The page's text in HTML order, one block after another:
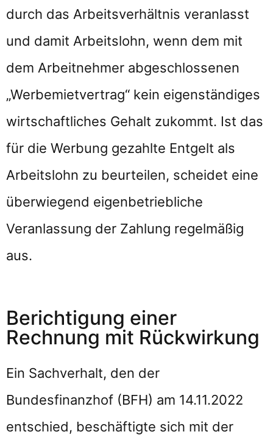
durch das Arbeitsverhältnis veranlasst
und damit Arbeitslohn, wenn dem mit
dem Arbeitnehmer abgeschlossenen
„Werbemietvertrag“ kein eigenständiges
wirtschaftliches Gehalt zukommt. Ist das
für die Werbung gezahlte Entgelt als
Arbeitslohn zu beurteilen, scheidet eine
überwiegend eigenbetriebliche
Veranlassung der Zahlung regelmäßig
aus.
Berichtigung einer
Rechnung mit Rückwirkung
Ein Sachverhalt, den der
Bundesfinanzhof (BFH) am 14.11.2022
entschied, beschäftigte sich mit der